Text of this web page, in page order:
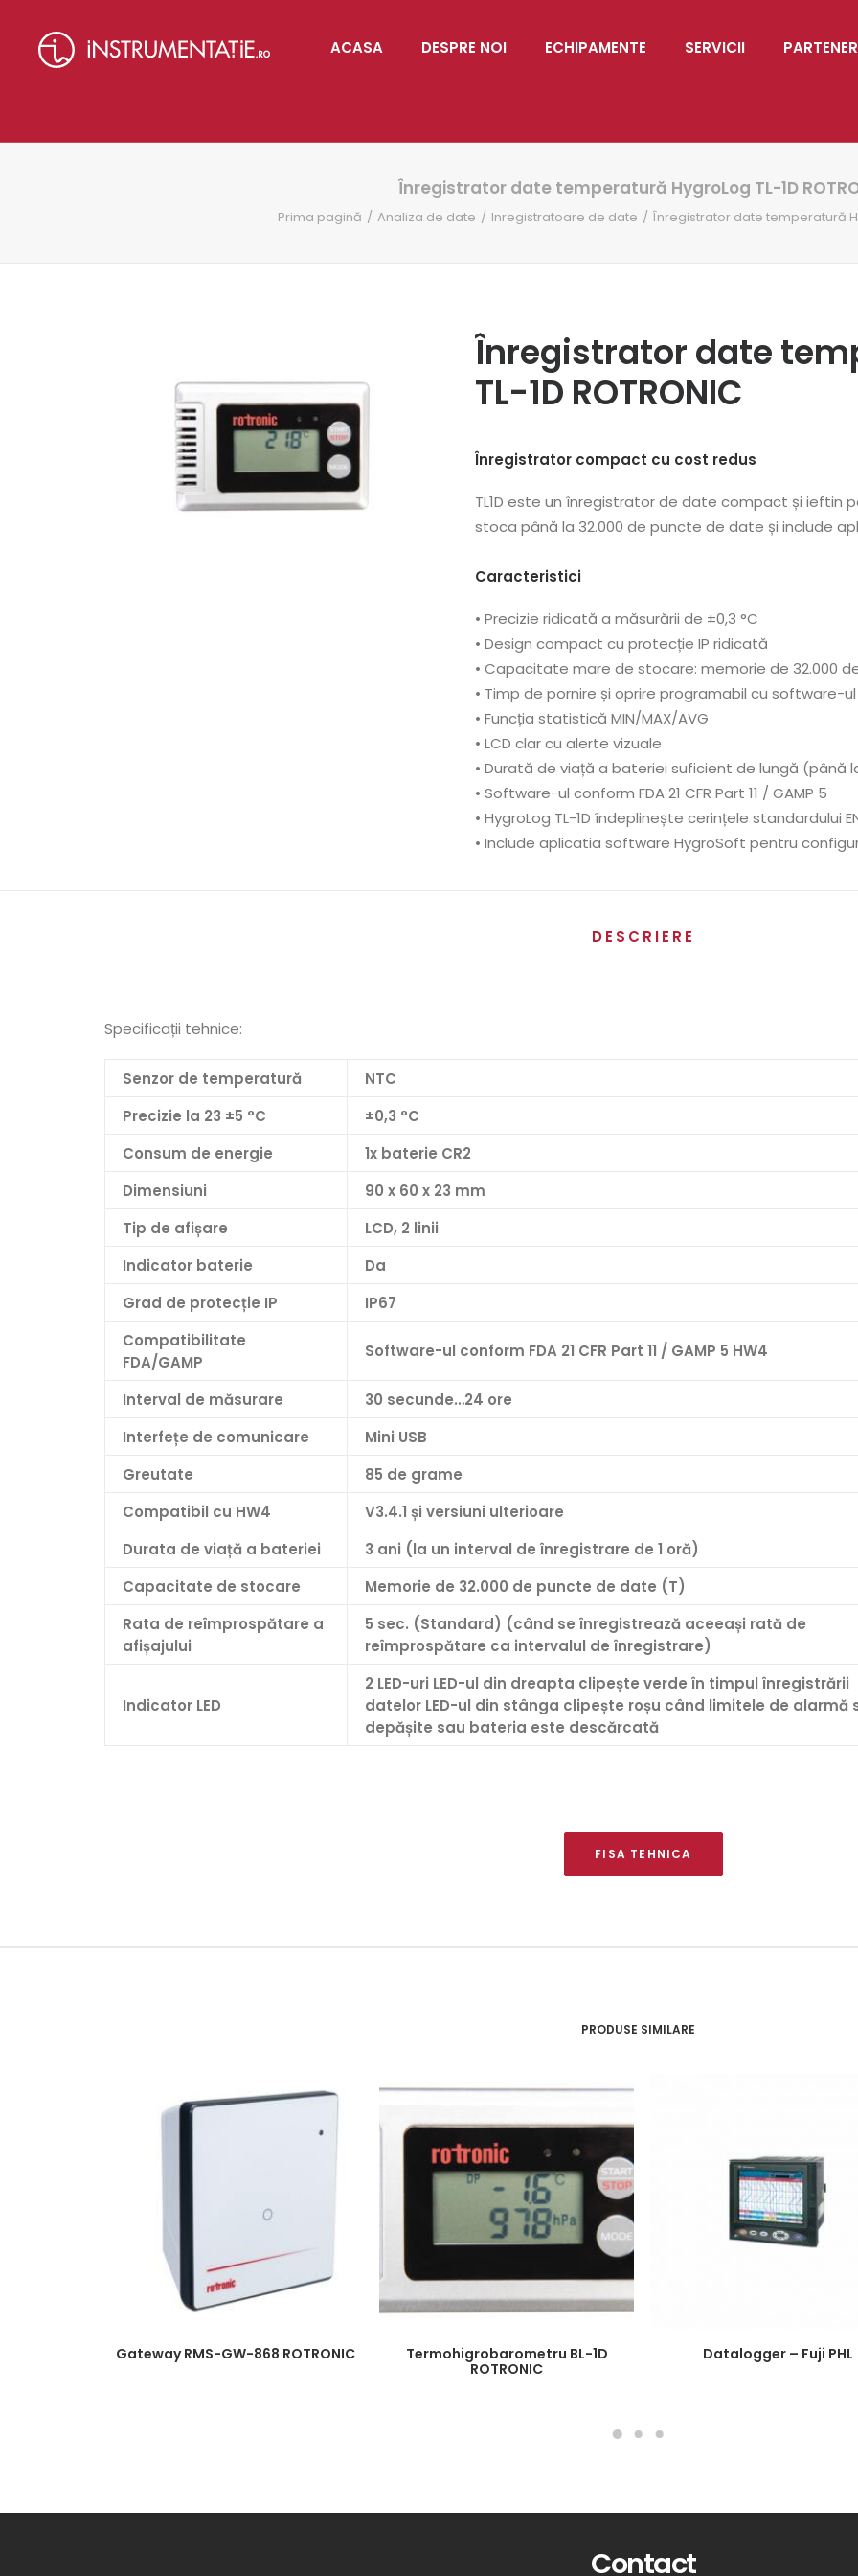
ACASA DESPRE NOI ECHIPAMENTE SERVICII
Înregistrator date temperatură HygroLog TL-1D
Prima pagină Analiza de date Inregistratoare de date Înregistrator date temperatură
Înregistrator date
TL-1D ROTRONIC
Înregistrator compact cu cost redus
TL1D este un înregistrator de date compact și
stoca până la 32.000 de puncte de date și include
Caracteristici
• Precizie ridicată a măsurării de ±0,3 °C
• Design compact cu protecție IP ridicată
• Capacitate mare de stocare: memorie de 32.000
• Timp de pornire și oprire programabil cu software-
• Funcția statistică MIN/MAX/AVG
• LCD clar cu alerte vizuale
• Durată de viață a bateriei suficient de lungă (până
• Software-ul conform FDA 21 CFR Part 11 / GAMP 5
• HygroLog TL-1D îndeplinește cerințele standardului
• Include aplicatia software HygroSoft pentru
DESCRIERE
Specificații tehnice:
Senzor de temperatură
NTC
Precizie la 23 ±5 °C
±0,3 °C
Consum de energie
1x baterie CR2
Dimensiuni
90 x 60 x 23 mm
Tip de afișare
LCD, 2 linii
Indicator baterie
Da
Grad de protecție IP
IP67
Compatibilitate
FDA/GAMP
Software-ul conform FDA 21 CFR Part 11 / GAMP 5 HW4
Interval de măsurare
30 secunde…24 ore
Interfețe de comunicare
Mini USB
Greutate
85 de grame
Compatibil cu HW4
V3.4.1 și versiuni ulterioare
Durata de viață a bateriei
3 ani (la un interval de înregistrare de 1 oră)
Capacitate de stocare
Memorie de 32.000 de puncte de date (T)
Rata de reîmprospătare a
afișajului
5 sec. (Standard) (când se înregistrează aceeași rată de
reîmprospătare ca intervalul de înregistrare)
Indicator LED
2 LED-uri LED-ul din dreapta clipește verde în timpul înregistrării
datelor LED-ul din stânga clipește roșu când limitele de alarmă
depășite sau bateria este descărcată
FISA TEHNICA
PRODUSE SIMILARE
Gateway RMS-GW-868 ROTRONIC
Termohigrobarometru BL-1D
ROTRONIC
Datalogger – Fuji PHL
Contact